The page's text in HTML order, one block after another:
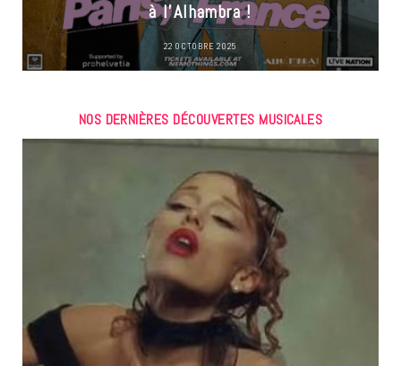
à l’Alhambra !
22 OCTOBRE 2025
NOS DERNIÈRES DÉCOUVERTES MUSICALES